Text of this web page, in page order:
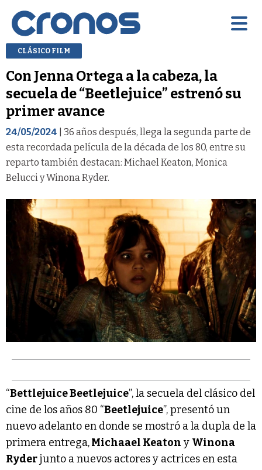
CLÁSICO FILM
Con Jenna Ortega a la cabeza, la
secuela de “Beetlejuice” estrenó su
primer avance
24/05/2024 | 36 años después, llega la segunda parte de
esta recordada película de la década de los 80, entre su
reparto también destacan: Michael Keaton, Monica
Belucci y Winona Ryder.
“Bettlejuice Beetlejuice”, la secuela del clásico del
cine de los años 80 “Beetlejuice”, presentó un
nuevo adelanto en donde se mostró a la dupla de la
primera entrega,Michaael Keaton y Winona
Ryderjunto a nuevos actores y actrices en esta